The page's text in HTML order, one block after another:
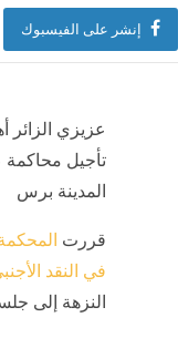
إنشر على الفيسبوك
عزيزي الزائر
المدينة برس
قررت
في النقد
النزهة إلى جلسة 17 يوليو